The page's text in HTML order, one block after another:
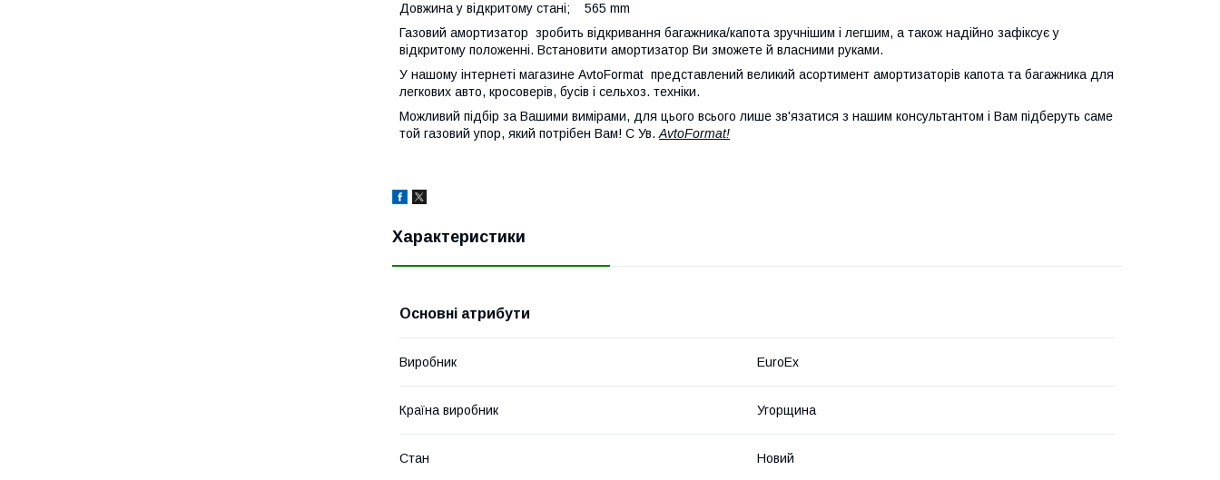
Довжина у відкритому стані; 565 mm
Газовий амортизатор зробить відкривання багажника/капота зручнішим і легшим, а також надійно зафіксує у
відкритому положенні. Встановити амортизатор Ви зможете й власними руками.
У нашому інтернеті магазине AvtoFormat представлений великий асортимент амортизаторів капота та багажника для
легкових авто, кросоверів, бусів і сельхоз. техніки.
Можливий підбір за Вашими вимірами, для цього всього лише зв'язатися з нашим консультантом і Вам підберуть саме
той газовий упор, який потрібен Вам! С Ув.AvtoFormat!
Характеристики
Основні атрибути
Виробник EuroEx
Країна виробник Угорщина
Стан Новий